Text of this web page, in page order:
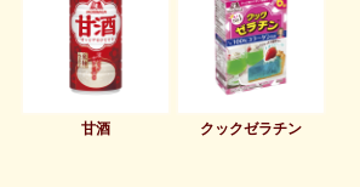
甘酒 クックゼラチン